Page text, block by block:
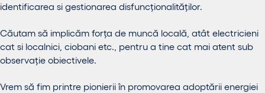
identificarea si gestionarea disfuncționalităților.
Căutam să implicăm forța de muncă locală, atât electricieni
cat si localnici, ciobani etc., pentru a tine cat mai atent sub
observație obiectivele.
Vrem să fim printre pionierii în promovarea adoptării energiei